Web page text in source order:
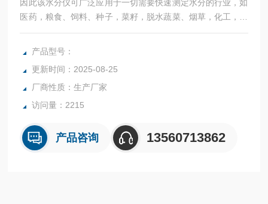
因此该水分仪可广泛应用于一切需要快速测定水分的行业，如
医药，粮食、饲料、种子，菜籽，脱水蔬菜、烟草，化工，茶
叶，食品、肉类以及纺织，农林、造纸、橡胶、塑胶、纺织等
行业中的实验室与生产过程中。同时满足固体、颗粒、粉末、
司始终立志于为用户提供多用途，多性能的高质量产品，为您
打造快速，准确，物超所值的水分测定仪**。
产品型号：
更新时间：2025-08-25
厂商性质：生产厂家
访问量：2215
产品咨询 13560713862